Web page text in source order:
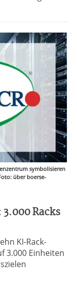
symbolisieren
über boerse-
Racks
KI-Rack-
3.000 Einheiten